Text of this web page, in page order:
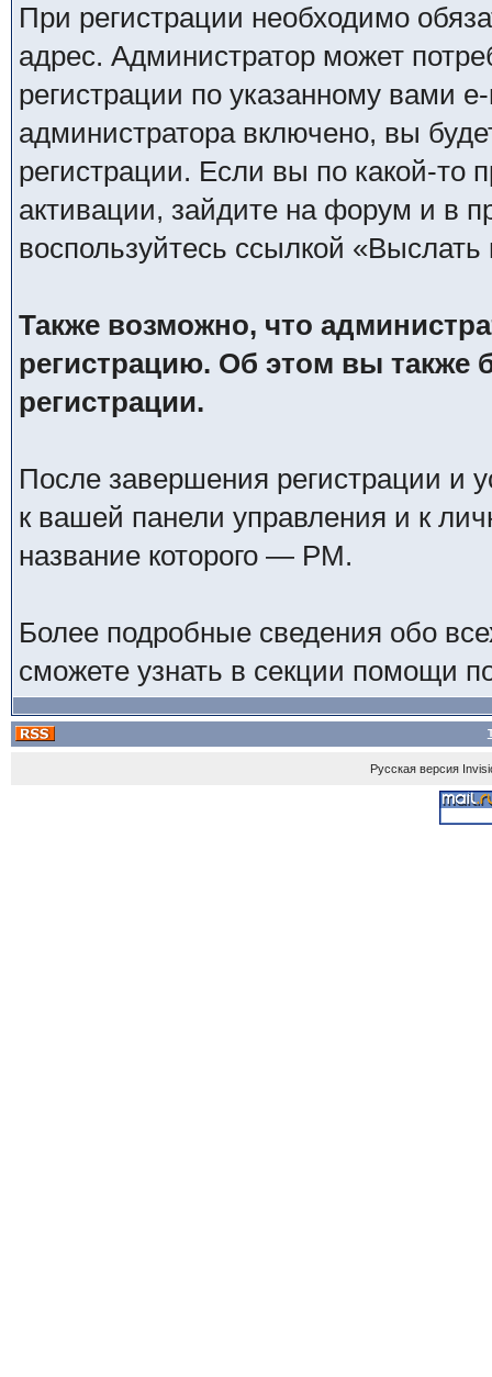
При регистрации необходимо
адрес. Администратор может
регистрации по указанному вами
администратора включено, вы
регистрации. Если вы по какой-то
активации, зайдите на форум и в
воспользуйтесь ссылкой
Также возможно, что
регистрацию. Об этом вы также
регистрации.
После завершения регистрации и
к вашей панели управления и к
название которого — PM.
Более подробные сведения обо
сможете узнать в секции помощи
Русская версия